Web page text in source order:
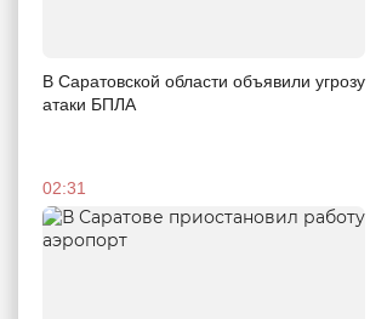
В Саратовской области объявили угрозу
атаки БПЛА
02:31